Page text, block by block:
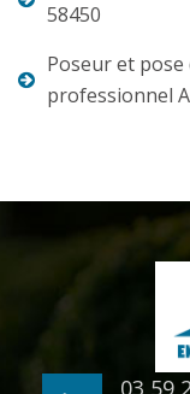
58450
Poseur et
professionnel
03 59